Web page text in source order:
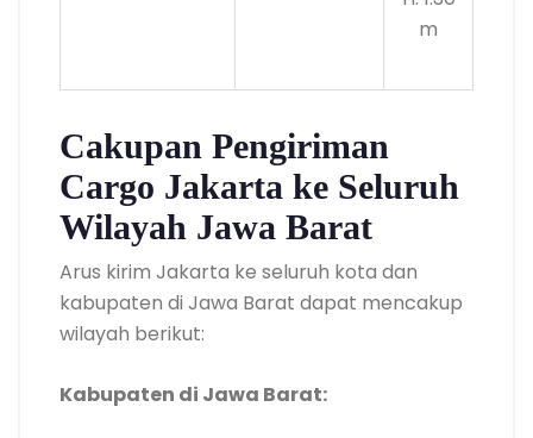
m
Cakupan Pengiriman
Cargo Jakarta ke Seluruh
Wilayah Jawa Barat
Arus kirim Jakarta ke seluruh kota dan
kabupaten di Jawa Barat dapat mencakup
wilayah berikut:
Kabupaten di Jawa Barat: